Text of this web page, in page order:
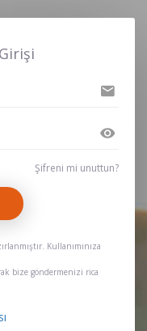
Şifreni mi unuttun?
Kullanımınıza
bize göndermenizi rica